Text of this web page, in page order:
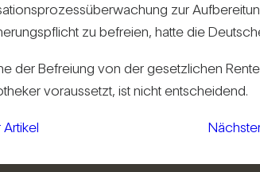
zur
zu befreien, hatte die
der Befreiung von der gesetz­li­chen
vor­aus­setzt, ist nicht ent­schei­dend.